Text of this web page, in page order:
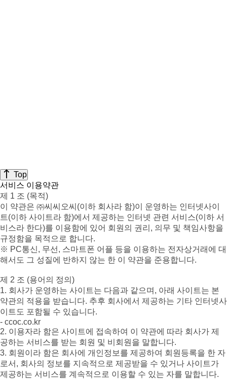
Top
서비스 이용약관
제 1 조 (목적)
이 약관은 ㈜씨씨오씨(이하 회사라 함)이 운영하는 인터넷사이
트(이하 사이트라 함)에서 제공하는 인터넷 관련 서비스(이하 서
비스라 한다)를 이용함에 있어 회원의 권리, 의무 및 책임사항을
규정함을 목적으로 합니다.
※ PC통신, 무선, 스마트폰 어플 등을 이용하는 전자상거래에 대
해서도 그 성질에 반하지 않는 한 이 약관을 준용합니다.
제 2 조 (용어의 정의)
1. 회사가 운영하는 사이트는 다음과 같으며, 아래 사이트는 본
약관의 적용을 받습니다. 추후 회사에서 제공하는 기타 인터넷사
이트도 포함될 수 있습니다.
- ccoc.co.kr
2. 이용자라 함은 사이트에 접속하여 이 약관에 따라 회사가 제
공하는 서비스를 받는 회원 및 비회원을 말합니다.
3. 회원이라 함은 회사에 개인정보를 제공하여 회원등록을 한 자
로서, 회사의 정보를 지속적으로 제공받을 수 있거나 사이트가
제공하는 서비스를 계속적으로 이용할 수 있는 자를 말합니다.